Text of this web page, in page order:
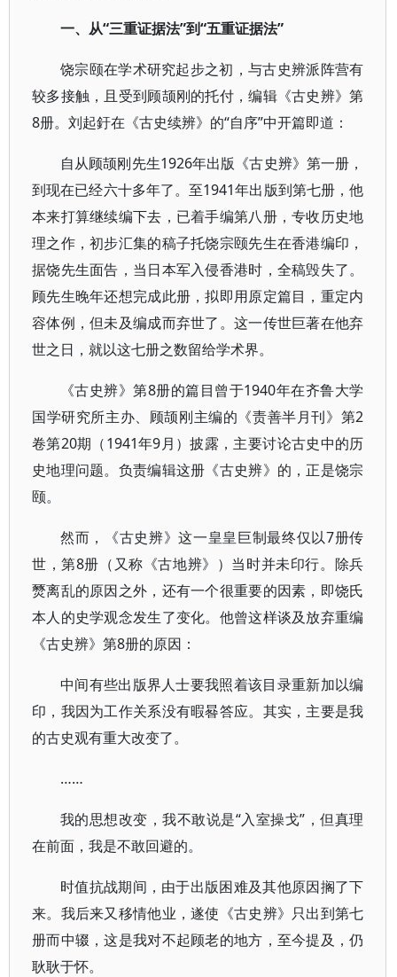
一、从“三重证据法”到“五重证据法”
饶宗颐在学术研究起步之初，与古史辨派阵营有
较多接触，且受到顾颉刚的托付，编辑《古史辨》第
8册。刘起釪在《古史续辨》的“自序”中开篇即道：
自从顾颉刚先生1926年出版《古史辨》第一册，
到现在已经六十多年了。至1941年出版到第七册，他
本来打算继续编下去，已着手编第八册，专收历史地
理之作，初步汇集的稿子托饶宗颐先生在香港编印，
据饶先生面告，当日本军入侵香港时，全稿毁失了。
顾先生晚年还想完成此册，拟即用原定篇目，重定内
容体例，但未及编成而弃世了。这一传世巨著在他弃
世之日，就以这七册之数留给学术界。
《古史辨》第8册的篇目曾于1940年在齐鲁大学
国学研究所主办、顾颉刚主编的《责善半月刊》第2
卷第20期（1941年9月）披露，主要讨论古史中的历
史地理问题。负责编辑这册《古史辨》的，正是饶宗
颐。
然而，《古史辨》这一皇皇巨制最终仅以7册传
世，第8册（又称《古地辨》）当时并未印行。除兵
燹离乱的原因之外，还有一个很重要的因素，即饶氏
本人的史学观念发生了变化。他曾这样谈及放弃重编
《古史辨》第8册的原因：
中间有些出版界人士要我照着该目录重新加以编
印，我因为工作关系没有暇晷答应。其实，主要是我
的古史观有重大改变了。
……
我的思想改变，我不敢说是“入室操戈”，但真理
在前面，我是不敢回避的。
时值抗战期间，由于出版困难及其他原因搁了下
来。我后来又移情他业，遂使《古史辨》只出到第七
册而中辍，这是我对不起顾老的地方，至今提及，仍
耿耿于怀。